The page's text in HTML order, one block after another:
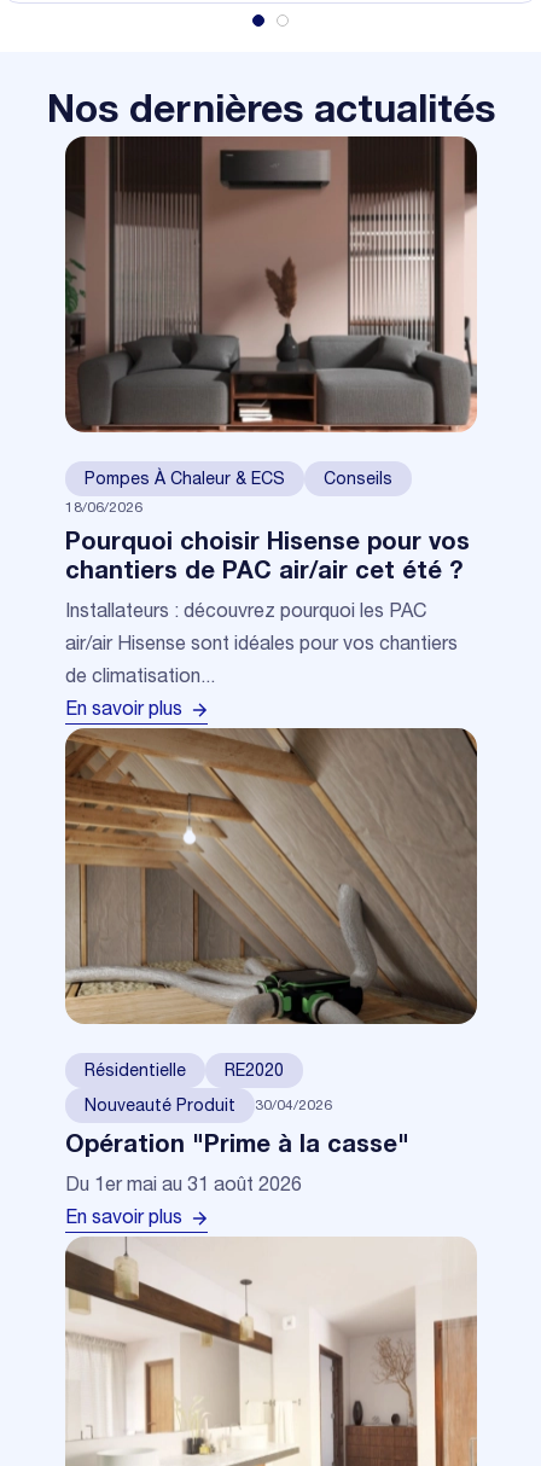
Nos dernières actualités
Pompes À Chaleur & ECS Conseils
18/06/2026
Pourquoi choisir Hisense pour vos
chantiers de PAC air/air cet été ?
Installateurs : découvrez pourquoi les PAC
air/air Hisense sont idéales pour vos chantiers
de climatisation...
En savoir plus
Résidentielle RE2020
Nouveauté Produit 30/04/2026
Opération "Prime à la casse"
Du 1er mai au 31 août 2026
En savoir plus